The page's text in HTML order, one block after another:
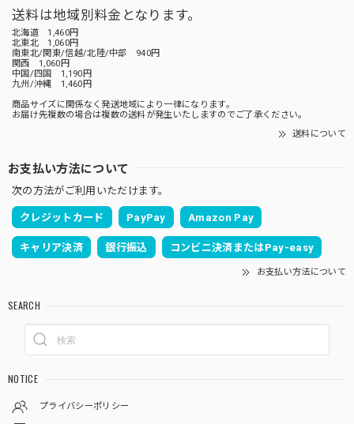
送料は地域別料金となります。
北海道 1,460円
北東北 1,060円
南東北/関東/信越/北陸/中部 940円
関西 1,060円
中国/四国 1,190円
九州/沖縄 1,460円
商品サイズに関係なく発送地域により一律になります。
お届け先複数の場合は複数の送料が発生いたしますのでご了承ください。
送料について
お支払い方法について
次の方法がご利用いただけます。
クレジットカード PayPay Amazon Pay
キャリア決済 銀行振込 コンビニ決済またはPay-easy
お支払い方法について
SEARCH
NOTICE
プライバシーポリシー